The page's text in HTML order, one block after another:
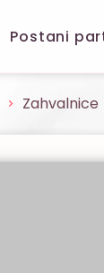
Postani
Zahvalnice